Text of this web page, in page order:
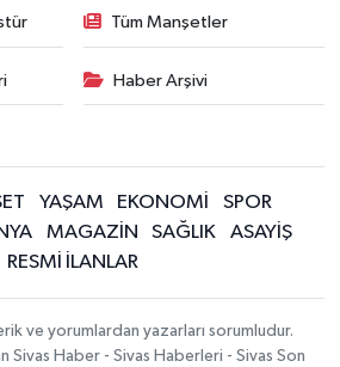
Tüm Manşetler
Haber Arşivi
YAŞAM EKONOMİ
SPOR
MAGAZİN SAĞLIK
ASAYİŞ
RESMİ İLANLAR
ve yorumlardan yazarları sorumludur.
Sivas Haber - Sivas Haberleri - Sivas Son